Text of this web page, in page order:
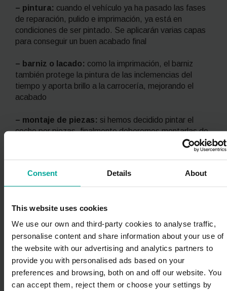
Consent Details About
This website uses cookies
We use our own and third-party cookies to analyse traffic,
personalise content and share information about your use of
the website with our advertising and analytics partners to
provide you with personalised ads based on your
preferences and browsing, both on and off our website. You
can accept them, reject them or choose your settings by
– pintura: cuando el vehículo ya ha pasado las fases
de reparación, pulido e imprimación, ya está en
condiciones de ser pintado. Se aplicarán varias capas
para conseguir un buen acabado final
– barniz o lacado: como la imprimación, el barniz
también protege la pintura de las inclemencias del
tiempo y aporta brillo a la carrocería, mejorando el
acabado
– montaje de piezas: si hemos decidido pintar el
coche por piezas, finalmente deberemos montarlas de
nuevo con mucho cuidado de no golpearlas o arañarlas
compañía aseguradora. Tráfico actualizará el cambio
con el aspecto actual y el seguro del coche puede que
nos eleve las cuotas, ya que, según algunas
estadísticas, ciertos colores tienen más probabilidades
de sufrir un accidente, especialmente entre
conductores noveles.